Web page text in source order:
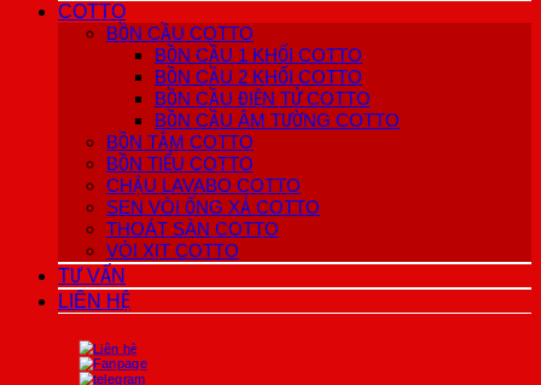
COTTO
BỒN CẦU COTTO
BỒN CẦU 1 KHỐI COTTO
BỒN CẦU 2 KHỐI COTTO
BỒN CẦU ĐIỆN TỬ COTTO
BỒN CẦU ÂM TƯỜNG COTTO
BỒN TẮM COTTO
BỒN TIỂU COTTO
CHẬU LAVABO COTTO
SEN VÒI ỐNG XẢ COTTO
THOÁT SÀN COTTO
VÒI XỊT COTTO
TƯ VẤN
LIÊN HỆ